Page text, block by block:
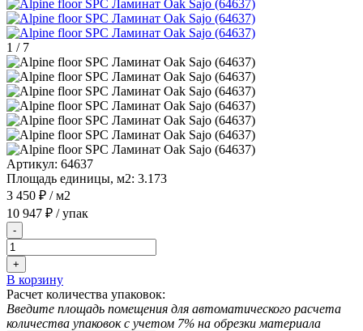
1 / 7
Артикул: 64637
Площадь единицы, м2: 3.173
3 450 ₽ / м2
10 947 ₽ / упак
-
+
В корзину
Расчет количества упаковок:
Введите площадь помещения для автоматического расчета
количества упаковок с учетом 7% на обрезки материала